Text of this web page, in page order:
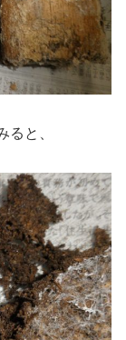
ると、